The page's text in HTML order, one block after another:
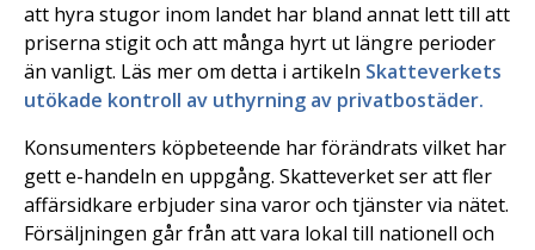
att hyra stugor inom landet har bland annat lett till att
priserna stigit och att många hyrt ut längre perioder
än vanligt. Läs mer om detta i artikeln Skatteverkets
utökade kontroll av uthyrning av privatbostäder.
Konsumenters köpbeteende har förändrats vilket har
gett e-handeln en uppgång. Skatteverket ser att fler
affärsidkare erbjuder sina varor och tjänster via nätet.
Försäljningen går från att vara lokal till nationell och